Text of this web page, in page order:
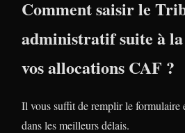
Comment saisir le
administratif suite à la
vos allocations CAF ?
Il vous suffit de remplir le formulaire
dans les meilleurs délais.